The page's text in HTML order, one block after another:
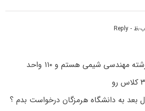
- Reply
بنده دانشجوی ترم ۶ رشته مهندسی شیمی هستم و ۱۱۰ واحد
بعد به دانشگاه هرمزگان درخواست بدم ؟